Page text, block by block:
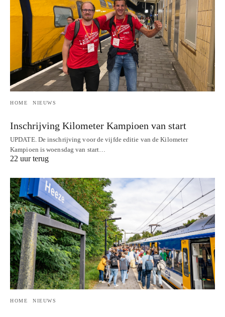
HOME NIEUWS
Inschrijving Kilometer Kampioen van start
UPDATE. De inschrijving voor de vijfde editie van de Kilometer
Kampioen is woensdag van start…
22 uur terug
HOME NIEUWS